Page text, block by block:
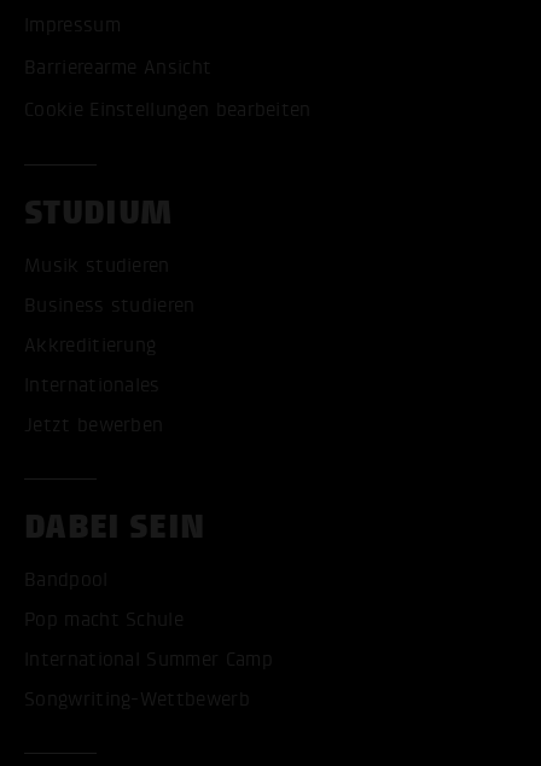
Impressum
Barrierearme Ansicht
Cookie Einstellungen bearbeiten
STUDIUM
Musik studieren
Business studieren
Akkreditierung
Internationales
Jetzt bewerben
DABEI SEIN
Bandpool
Pop macht Schule
International Summer Camp
Songwriting-Wettbewerb